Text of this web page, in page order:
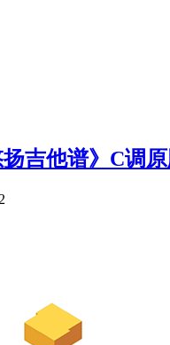
吉他谱》C调